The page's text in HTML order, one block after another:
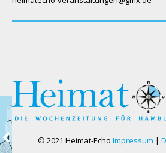
© 2021 Heimat-Echo Impressum |